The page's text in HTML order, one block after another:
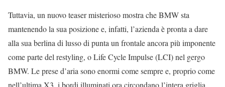
Tuttavia, un nuovo teaser misterioso mostra che BMW sta
mantenendo la sua posizione e, infatti, l’azienda è pronta a dare
alla sua berlina di lusso di punta un frontale ancora più imponente
come parte del restyling, o Life Cycle Impulse (LCI) nel gergo
BMW. Le prese d’aria sono enormi come sempre e, proprio come
nell’ultima X3, i bordi illuminati ora circondano l’intera griglia,